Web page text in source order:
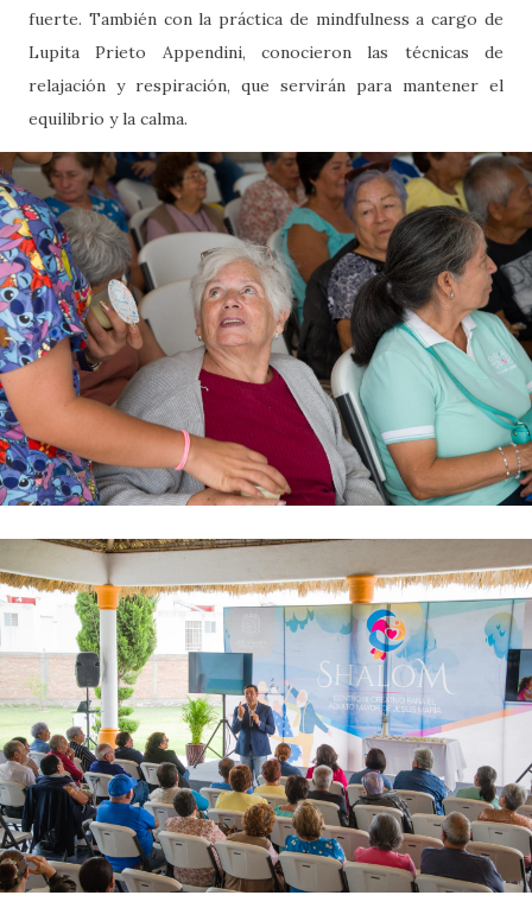
fuerte. También con la práctica de mindfulness a cargo de
Lupita Prieto Appendini, conocieron las técnicas de
relajación y respiración, que servirán para mantener el
equilibrio y la calma.